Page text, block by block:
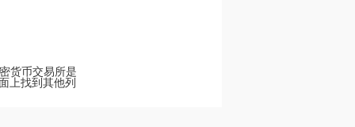
货币交易所是
上找到其他列